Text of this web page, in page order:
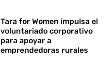
Tara for Women impulsa el
voluntariado corporativo
para apoyar a
emprendedoras rurales